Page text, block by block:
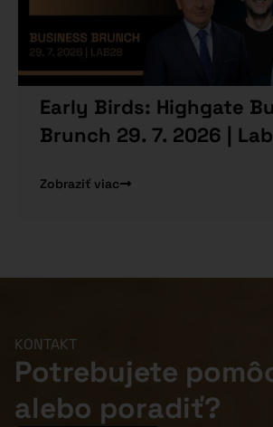
Early Birds: Highgate
Brunch 29. 7. 2026 |
Zobraziť viac
KONTAKT
Potrebujete
alebo poradiť?